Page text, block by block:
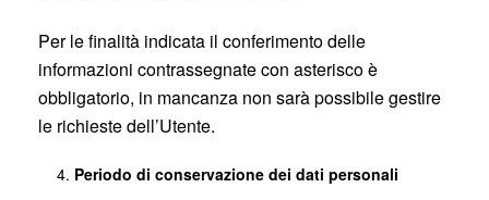
Per le finalità indicata il conferimento delle
informazioni contrassegnate con asterisco è
obbligatorio, in mancanza non sarà possibile gestire
le richieste dell’Utente.
Periodo di conservazione dei dati personali